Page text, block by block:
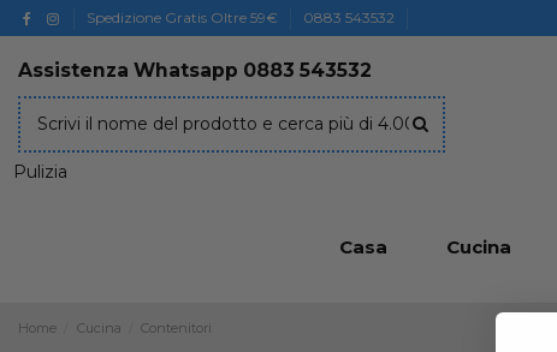
Spedizione Gratis Oltre 59€ 0883 543532
Assistenza Whatsapp 0883 543532
Pulizia
Casa Cucina
Home Cucina Contenitori